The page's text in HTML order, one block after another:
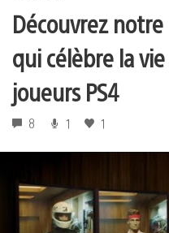
Découvrez
qui célèbre la
joueurs PS4
8 1 1